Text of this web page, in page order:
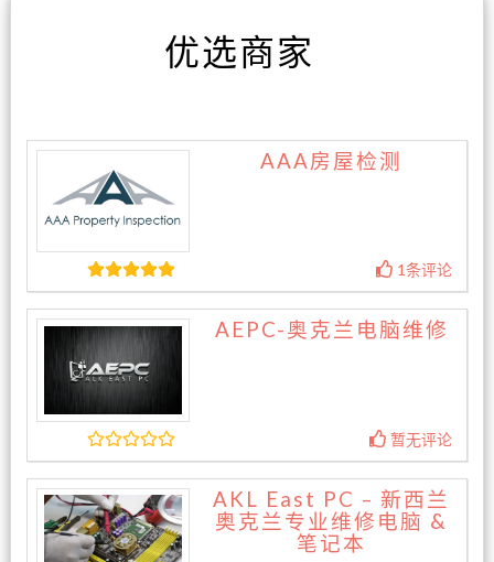
优选商家
AAA房屋检测
1条评论
AEPC-奥克兰电脑维修
暂无评论
AKL East PC – 新西兰
奥克兰专业维修电脑 &
笔记本